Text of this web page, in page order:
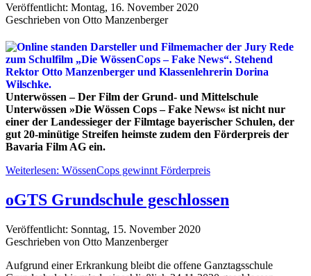
Veröffentlicht: Montag, 16. November 2020
Geschrieben von Otto Manzenberger
Unterwössen – Der Film der Grund- und Mittelschule
Unterwössen »Die Wössen Cops – Fake News« ist nicht nur
einer der Landessieger der Filmtage bayerischer Schulen, der
gut 20-minütige Streifen heimste zudem den Förderpreis der
Bavaria Film AG ein.
Weiterlesen: WössenCops gewinnt Förderpreis
oGTS Grundschule geschlossen
Veröffentlicht: Sonntag, 15. November 2020
Geschrieben von Otto Manzenberger
Aufgrund einer Erkrankung bleibt die offene Ganztagsschule